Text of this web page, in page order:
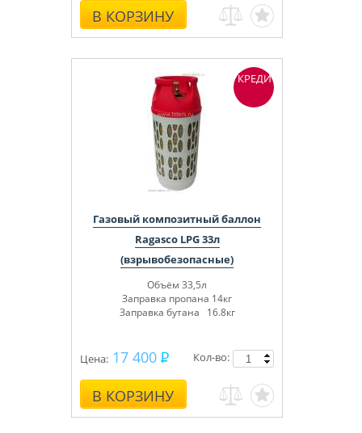
В КОРЗИНУ
Газовый композитный баллон
Ragasco LPG 33л
(взрывобезопасные)
Объём 33,5л
Заправка пропана 14кг
Заправка бутана 16.8кг
Цена: 17 400
В КОРЗИНУ
Кол-во:
КРЕДИТ